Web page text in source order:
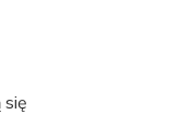
się